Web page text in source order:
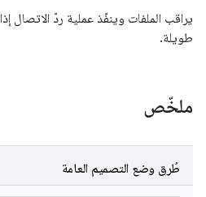
يراقب الملفات وينفّذ عملية ردّ الاتصال
طويلة.
ملخّص
طُرق وضع التصميم العامة